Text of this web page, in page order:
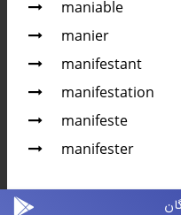
maniable
manier
manifestant
manifestation
manifeste
manifester